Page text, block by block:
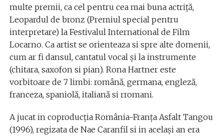
multe premii, ca cel pentru cea mai buna actriță,
Leopardul de bronz (Premiul special pentru
interpretare) la Festivalul International de Film
Locarno. Ca artist se orienteaza si spre alte domenii,
cum ar fi dansul, cantatul vocal și la instrumente
(chitara, saxofon si pian). Rona Hartner este
vorbitoare de 7 limbi: română, germana, engleză,
franceza, spaniolă, italiană si rromani.
A jucat in coproducția România-Franța Asfalt Tangou
(1996), regizata de Nae Caranfil si in același an era